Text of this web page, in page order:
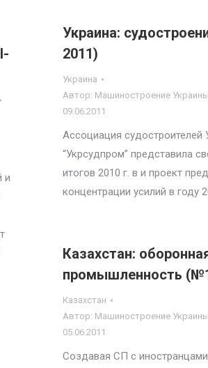
и
Украина:
2011)
Украина
Автор: Машиностроение
09.06.2011
Ассоциация судостроителей
“Укрсудпром” представила
итогов 2010 г. в и проект
концентрации усилий в году
Казахстан:
промышленность
Казахстан
Автор: Машиностроение
05.06.2011
Создавая СП с